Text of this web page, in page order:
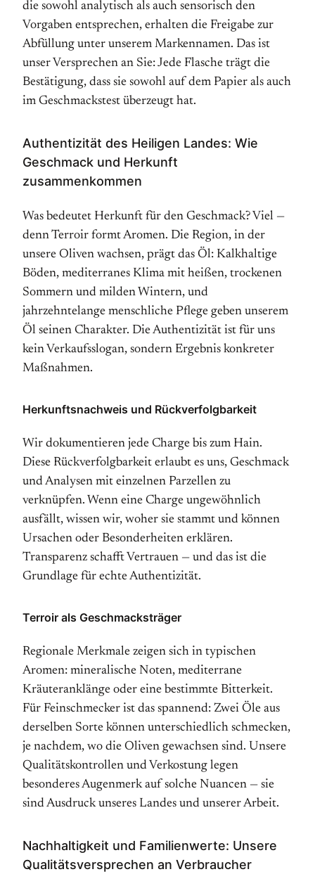
die sowohl analytisch als auch sensorisch den
Vorgaben entsprechen, erhalten die Freigabe zur
Abfüllung unter unserem Markennamen. Das ist
unser Versprechen an Sie: Jede Flasche trägt die
Bestätigung, dass sie sowohl auf dem Papier als auch
im Geschmackstest überzeugt hat.
Authentizität des Heiligen Landes: Wie
Geschmack und Herkunft
zusammenkommen
Was bedeutet Herkunft für den Geschmack? Viel —
denn Terroir formt Aromen. Die Region, in der
unsere Oliven wachsen, prägt das Öl: Kalkhaltige
Böden, mediterranes Klima mit heißen, trockenen
Sommern und milden Wintern, und
jahrzehntelange menschliche Pflege geben unserem
Öl seinen Charakter. Die Authentizität ist für uns
kein Verkaufsslogan, sondern Ergebnis konkreter
Maßnahmen.
Herkunftsnachweis und Rückverfolgbarkeit
Wir dokumentieren jede Charge bis zum Hain.
Diese Rückverfolgbarkeit erlaubt es uns, Geschmack
und Analysen mit einzelnen Parzellen zu
verknüpfen. Wenn eine Charge ungewöhnlich
ausfällt, wissen wir, woher sie stammt und können
Ursachen oder Besonderheiten erklären.
Transparenz schafft Vertrauen — und das ist die
Grundlage für echte Authentizität.
Terroir als Geschmacksträger
Regionale Merkmale zeigen sich in typischen
Aromen: mineralische Noten, mediterrane
Kräuteranklänge oder eine bestimmte Bitterkeit.
Für Feinschmecker ist das spannend: Zwei Öle aus
derselben Sorte können unterschiedlich schmecken,
je nachdem, wo die Oliven gewachsen sind. Unsere
Qualitätskontrollen und Verkostung legen
besonderes Augenmerk auf solche Nuancen — sie
sind Ausdruck unseres Landes und unserer Arbeit.
Nachhaltigkeit und Familienwerte: Unsere
Qualitätsversprechen an Verbraucher